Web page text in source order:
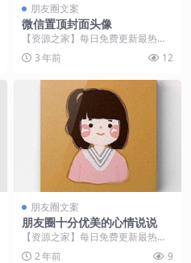
朋友圈文案
微信置顶封面头像
【资源之家】每日免费更新最热门
的副业项目资源 “不要紧 山野都有
路灯”不要怪你的...
3 年前 12
朋友圈文案
朋友圈十分优美的心情说说
【资源之家】每日免费更新最热门
的副业项目资源 在这漫长而又充满
2 年前 9